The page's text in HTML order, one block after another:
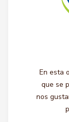
En esta
que se
nos